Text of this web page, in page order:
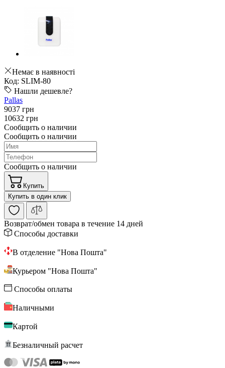
Немає в наявності
Код: SLIM-80
Нашли дешевле?
Pallas
9037 грн
10632 грн
Сообщить о наличии
Сообщить о наличии
Сообщить о наличии
Купить
Купить в один клик
Возврат/обмен товара в течение 14 дней
Способы доставки
В отделение "Нова Пошта"
Курьером "Нова Пошта"
Способы оплаты
Наличными
Картой
Безналичный расчет